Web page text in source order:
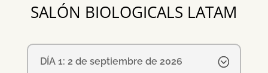
SALÓN BIOLOGICALS LATAM
DÍA 1: 2 de septiembre de 2026